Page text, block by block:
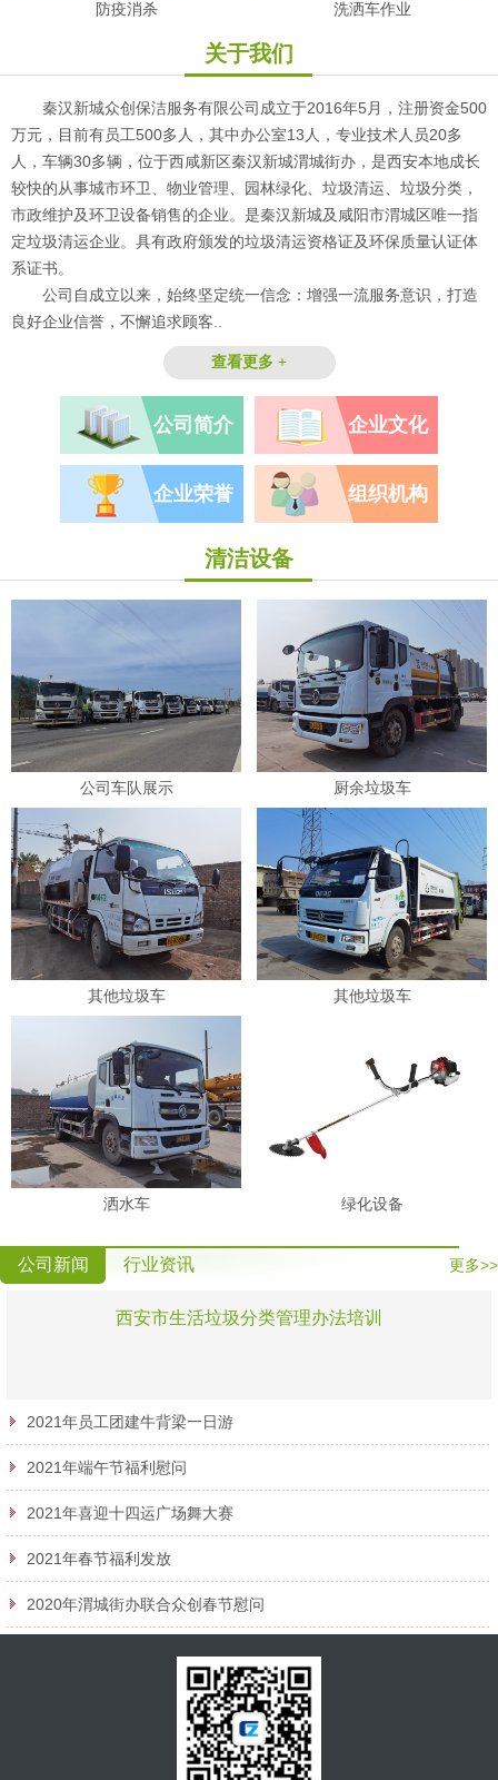
防疫消杀 洗洒车作业
关于我们
秦汉新城众创保洁服务有限公司成立于2016年5月，注册资金500
万元，目前有员工500多人，其中办公室13人，专业技术人员20多
人，车辆30多辆，位于西咸新区秦汉新城渭城街办，是西安本地成长
较快的从事城市环卫、物业管理、园林绿化、垃圾清运、垃圾分类，
市政维护及环卫设备销售的企业。是秦汉新城及咸阳市渭城区唯一指
定垃圾清运企业。具有政府颁发的垃圾清运资格证及环保质量认证体
系证书。
公司自成立以来，始终坚定统一信念：增强一流服务意识，打造
良好企业信誉，不懈追求顾客..
查看更多 +
公司简介 企业文化
企业荣誉 组织机构
清洁设备
公司车队展示 厨余垃圾车
其他垃圾车 其他垃圾车
洒水车 绿化设备
公司新闻 行业资讯 更多>>
西安市生活垃圾分类管理办法培训
2021年员工团建牛背梁一日游
2021年端午节福利慰问
2021年喜迎十四运广场舞大赛
2021年春节福利发放
2020年渭城街办联合众创春节慰问